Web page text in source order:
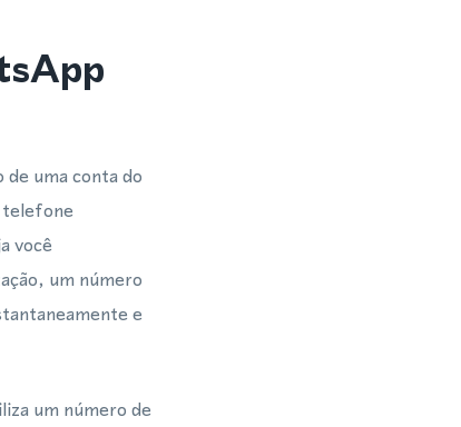
uma conta do
telefone
você
um número
e
um número de